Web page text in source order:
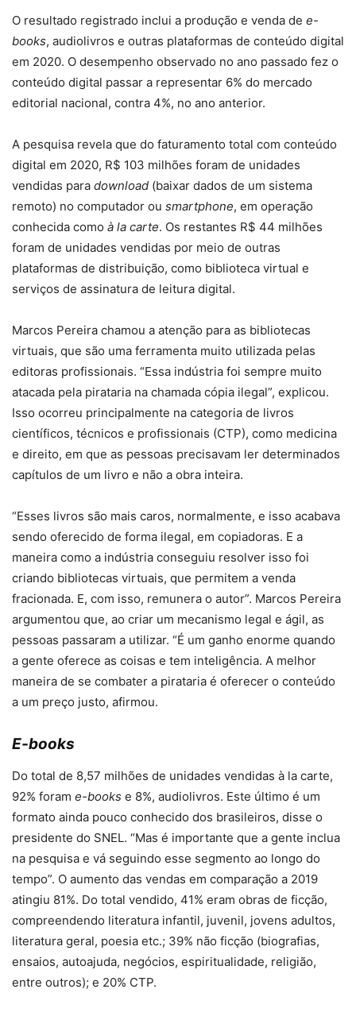
O resultado registrado inclui a produção e venda de e-
books, audiolivros e outras plataformas de conteúdo digital
em 2020. O desempenho observado no ano passado fez o
conteúdo digital passar a representar 6% do mercado
editorial nacional, contra 4%, no ano anterior.
A pesquisa revela que do faturamento total com conteúdo
digital em 2020, R$ 103 milhões foram de unidades
vendidas para download (baixar dados de um sistema
remoto) no computador ou smartphone, em operação
conhecida como à la carte. Os restantes R$ 44 milhões
foram de unidades vendidas por meio de outras
plataformas de distribuição, como biblioteca virtual e
serviços de assinatura de leitura digital.
Marcos Pereira chamou a atenção para as bibliotecas
virtuais, que são uma ferramenta muito utilizada pelas
editoras profissionais. “Essa indústria foi sempre muito
atacada pela pirataria na chamada cópia ilegal”, explicou.
Isso ocorreu principalmente na categoria de livros
científicos, técnicos e profissionais (CTP), como medicina
e direito, em que as pessoas precisavam ler determinados
capítulos de um livro e não a obra inteira.
“Esses livros são mais caros, normalmente, e isso acabava
sendo oferecido de forma ilegal, em copiadoras. E a
maneira como a indústria conseguiu resolver isso foi
criando bibliotecas virtuais, que permitem a venda
fracionada. E, com isso, remunera o autor”. Marcos Pereira
argumentou que, ao criar um mecanismo legal e ágil, as
pessoas passaram a utilizar. “É um ganho enorme quando
a gente oferece as coisas e tem inteligência. A melhor
maneira de se combater a pirataria é oferecer o conteúdo
a um preço justo, afirmou.
E-books
Do total de 8,57 milhões de unidades vendidas à la carte,
92% foram e-books e 8%, audiolivros. Este último é um
formato ainda pouco conhecido dos brasileiros, disse o
presidente do SNEL. “Mas é importante que a gente inclua
na pesquisa e vá seguindo esse segmento ao longo do
tempo”. O aumento das vendas em comparação a 2019
atingiu 81%. Do total vendido, 41% eram obras de ficção,
compreendendo literatura infantil, juvenil, jovens adultos,
literatura geral, poesia etc.; 39% não ficção (biografias,
ensaios, autoajuda, negócios, espiritualidade, religião,
entre outros); e 20% CTP.